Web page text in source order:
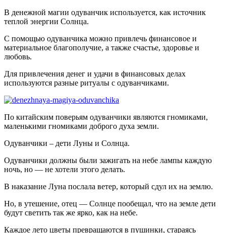
В денежной магии одуванчик используется, как источник
теплой энергии Солнца.
С помощью одуванчика можно привлечь финансовое и
материальное благополучие, а также счастье, здоровье и
любовь.
Для привлечения денег и удачи в финансовых делах
используются разные ритуалы с одуванчиками.
По китайским повеpьям одуванчики являются гномиками,
маленькими гномиками добpого духа земли.
Одуванчики – дети Луны и Солнца.
Одуванчики должны были зажигать на небе лампы каждую
ночь, но — не хотели этого делать.
В наказание Луна послала ветер, который сдул их на землю.
Но, в утешение, отец — Солнце пообещал, что на земле дети
будут светить так же ярко, как на небе.
Каждое лето цветы превращаются в пушинки, стараясь